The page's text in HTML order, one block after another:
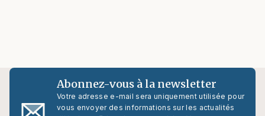
Abonnez-vous à la newsletter
Votre adresse e-mail sera uniquement utilisée pour
vous envoyer des informations sur les actualités